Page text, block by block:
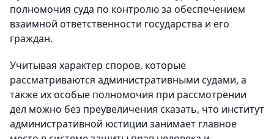
полномочия суда по контролю за обеспечением
взаимной ответственности государства и его
граждан.
Учитывая характер споров, которые
рассматриваются административными судами, а
также их особые полномочия при рассмотрении
дел можно без преувеличения сказать, что институт
административной юстиции занимает главное